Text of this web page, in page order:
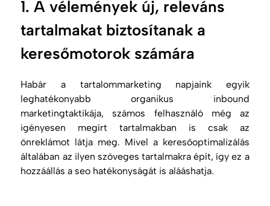
1. A vélemények új, releváns
tartalmakat biztosítanak a
keresőmotorok számára
Habár a tartalommarketing napjaink egyik
leghatékonyabb organikus inbound
marketingtaktikája, számos felhasználó még az
igényesen megírt tartalmakban is csak az
önreklámot látja meg. Mivel a keresőoptimalizálás
általában az ilyen szöveges tartalmakra épít, így ez a
hozzáállás a seo hatékonyságát is alááshatja.